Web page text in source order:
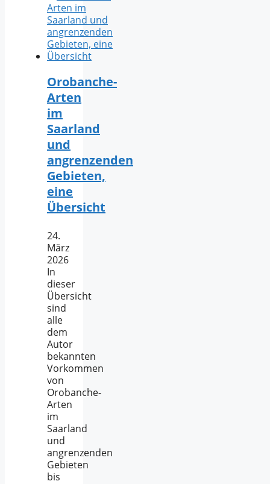
Orobanche-
Arten
im
Saarland
und
angrenzenden
Gebieten,
eine
Übersicht
24.
März
2026
In
dieser
Übersicht
sind
alle
dem
Autor
bekannten
Vorkommen
von
Orobanche-
Arten
im
Saarland
und
angrenzenden
Gebieten
bis